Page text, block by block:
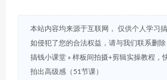
本站内容均来源于互联网， 仅供个人学习
如侵犯了您的合法权益，请与我们联系删除
搞钱小课堂 » 样板间拍摄+剪辑实操教程，
拍出高级感（51节课）